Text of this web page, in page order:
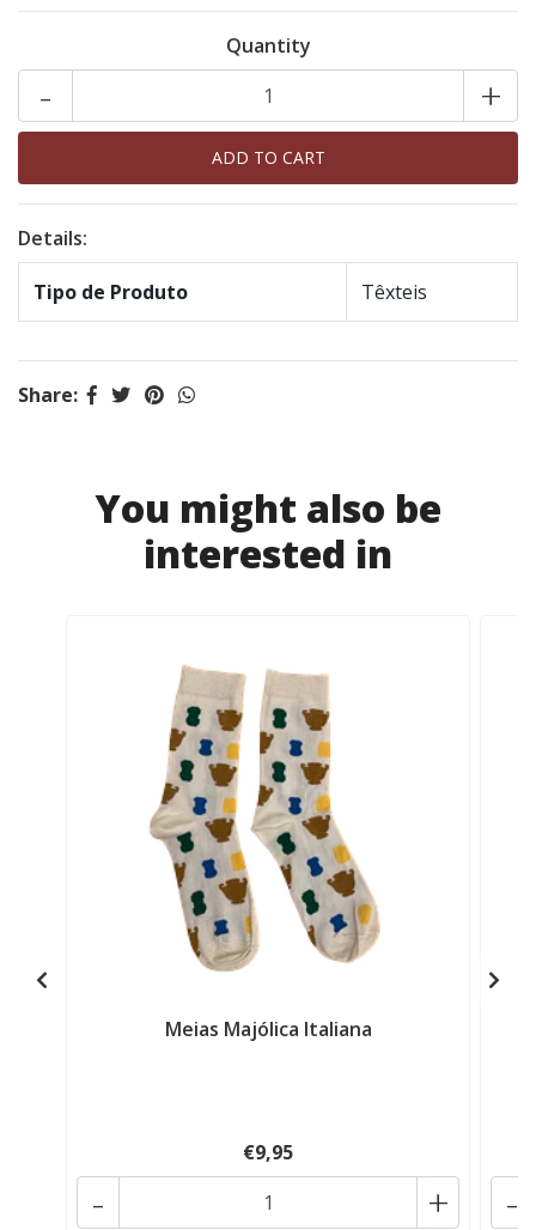
Quantity
+
-
Details:
Tipo de Produto Têxteis
Share:
You might also be
interested in
Meias Majólica Italiana
€9,95
+
- -